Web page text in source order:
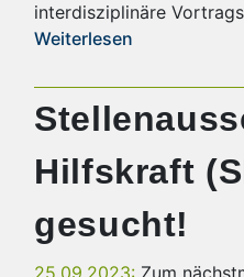
interdisziplinäre
Weiterlesen
Hilfskraft
gesucht!
25.09.2023: Zum